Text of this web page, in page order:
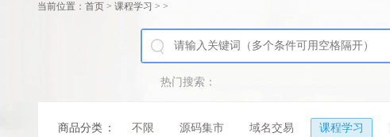
当前位置： 首页 > 课程学习 > >
热门搜索：
商品分类 ： 不限 源码集市 域名交易 课程学习